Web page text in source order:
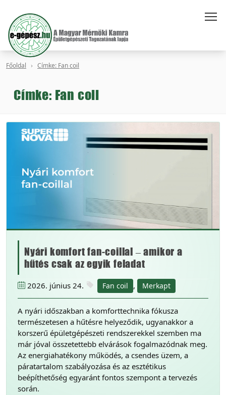
Főoldal Címke: Fan coil
Címke: Fan coil
Nyári komfort fan-coillal – amikor a
hűtés csak az egyik feladat
2026. június 24. Fan coil , Merkapt
A nyári időszakban a komforttechnika fókusza
természetesen a hűtésre helyeződik, ugyanakkor a
korszerű épületgépészeti rendszerekkel szemben ma
már jóval összetettebb elvárások fogalmazódnak meg.
Az energiahatékony működés, a csendes üzem, a
páratartalom szabályozása és az esztétikus
beépíthetőség egyaránt fontos szempont a tervezés
során.